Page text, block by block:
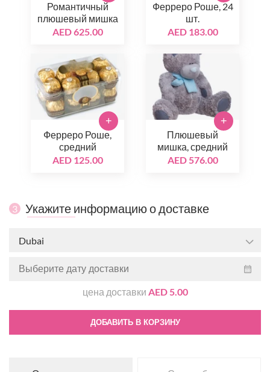
Романтичный
плюшевый мишка
AED 625.00
Ферреро Роше, 24
шт.
AED 183.00
Ферреро Роше,
средний
AED 125.00
+
Плюшевый
мишка, средний
AED 576.00
+
3 Укажите информацию о доставке
Dubai
цена доставки AED 5.00
ДОБАВИТЬ В КОРЗИНУ